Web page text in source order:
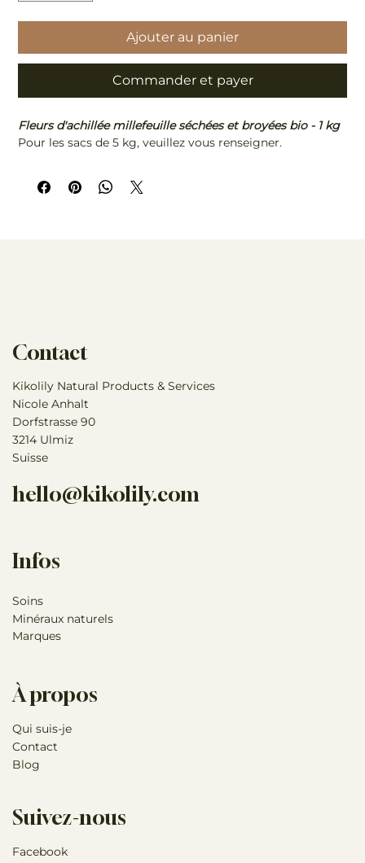
Ajouter au panier
Commander et payer
Fleurs d'achillée millefeuille séchées et broyées bio - 1 kg
Pour les sacs de 5 kg, veuillez vous renseigner.
Contact
Kikolily Natural Products & Services
Nicole Anhalt
Dorfstrasse 90
3214 Ulmiz
Suisse
hello@kikolily.com
Suivez-nous
Facebook
Infos
Soins
Minéraux naturels
Marques
À propos
Qui suis-je
Contact
Blog